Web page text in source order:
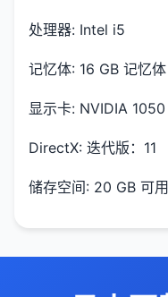
处理器: Intel i5
记忆体: 16 GB 记忆体
显示卡: NVIDIA 1050
DirectX: 迭代版：11
储存空间: 20 GB 可